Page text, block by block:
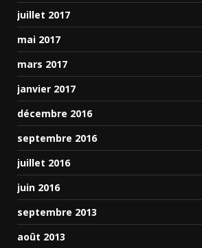
juillet 2017
mai 2017
mars 2017
janvier 2017
décembre 2016
septembre 2016
juillet 2016
juin 2016
septembre 2013
août 2013